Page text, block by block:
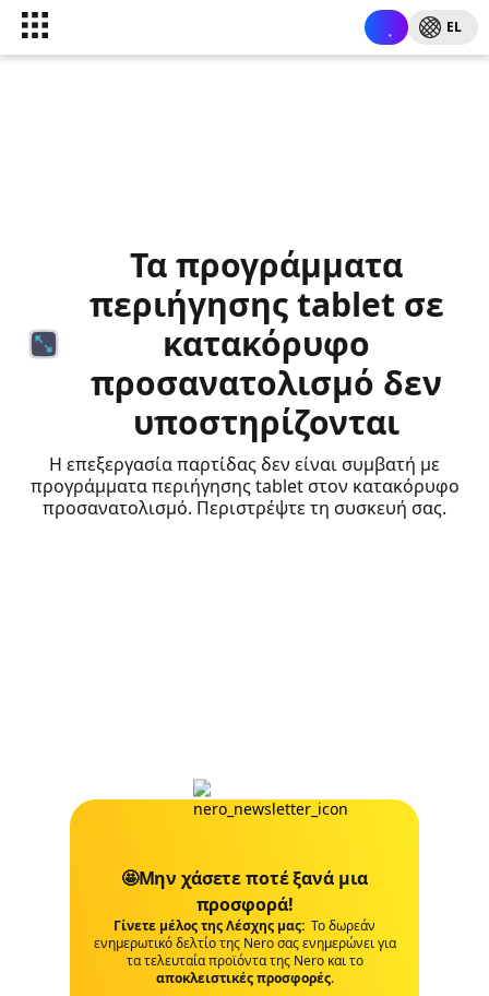
EL
Τα προγράμματα
περιήγησης tablet σε
κατακόρυφο
προσανατολισμό δεν
υποστηρίζονται
Η επεξεργασία παρτίδας δεν είναι συμβατή με
προγράμματα περιήγησης tablet στον κατακόρυφο
προσανατολισμό. Περιστρέψτε τη συσκευή σας.
🤩Μην χάσετε ποτέ ξανά μια
προσφορά!
Γίνετε μέλος της Λέσχης μας: Το δωρεάν
ενημερωτικό δελτίο της Nero σας ενημερώνει για
τα τελευταία προϊόντα της Nero και το
αποκλειστικές προσφορές.